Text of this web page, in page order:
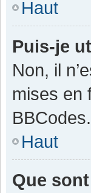
Haut
Puis-je
Non, il
mises en
BBCodes.
Haut
Que